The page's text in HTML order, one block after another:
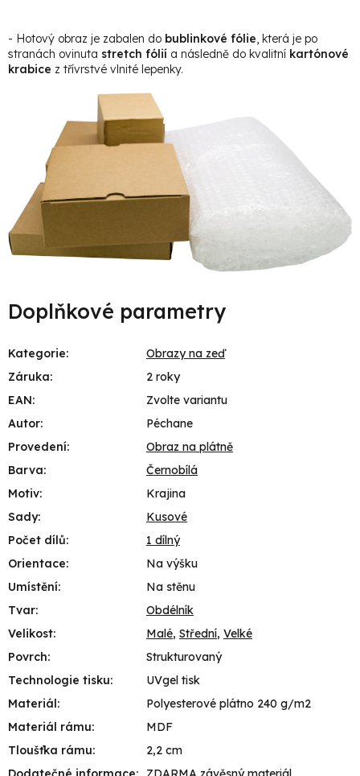
- Hotový obraz je zabalen do bublinkové fólie, která je po
stranách ovinuta stretch fólií a následně do kvalitní kartónové
krabice z třívrstvé vlnité lepenky.
Doplňkové parametry
Kategorie:
Obrazy na zeď
Záruka:
2 roky
EAN:
Zvolte variantu
Autor:
Péchane
Provedení:
Obraz na plátně
Barva:
Černobílá
Motiv:
Krajina
Sady:
Kusové
Počet dílů:
1 dílný
Orientace:
Na výšku
Umístění:
Na stěnu
Tvar:
Obdélník
Velikost: Malé, Střední, Velké
Povrch:
Strukturovaný
Technologie tisku:
UVgel tisk
Materiál:
Polyesterové plátno 240 g/m2
Materiál rámu:
MDF
Tloušťka rámu:
2,2 cm